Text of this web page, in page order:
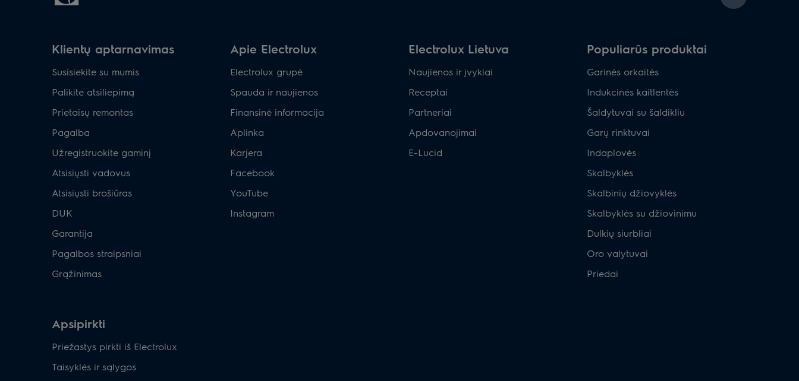
Klientų aptarnavimas
Susisiekite su mumis
Palikite atsiliepimą
Prietaisų remontas
Pagalba
Užregistruokite gaminį
Atsisiųsti vadovus
Atsisiųsti brošiūras
DUK
Garantija
Pagalbos straipsniai
Grąžinimas
Apie Electrolux
Electrolux grupė
Spauda ir naujienos
Finansinė informacija
Aplinka
Karjera
Facebook
YouTube
Instagram
Electrolux Lietuva
Naujienos ir įvykiai
Receptai
Partneriai
Apdovanojimai
E-Lucid
Populiarūs produktai
Garinės orkaitės
Indukcinės kaitlentės
Šaldytuvai su šaldikliu
Garų rinktuvai
Indaplovės
Skalbyklės
Skalbinių džiovyklės
Skalbyklės su džiovinimu
Dulkių siurbliai
Oro valytuvai
Priedai
Apsipirkti
Priežastys pirkti iš Electrolux
Taisyklės ir sąlygos